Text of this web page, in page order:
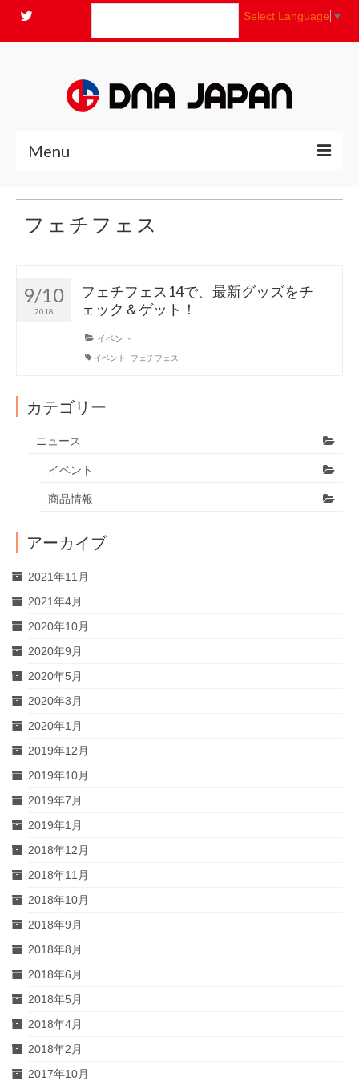
Select Language ▼
Menu
ニュース
よくあるご質問
コンセプト
お問い合わせ
フェチフェス
9/10
2018
フェチフェス14で、最新グッズをチ
ェック＆ゲット！
イベント
イベント フェチフェス
カテゴリー
ニュース
イベント
商品情報
アーカイブ
2021年11月
2021年4月
2020年10月
2020年9月
2020年5月
2020年3月
2020年1月
2019年12月
2019年10月
2019年7月
2019年1月
2018年12月
2018年11月
2018年10月
2018年9月
2018年8月
2018年6月
2018年5月
2018年4月
2018年2月
2017年10月